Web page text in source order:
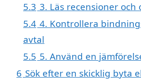
5.3 3. Läs recensioner och
5.4 4. Kontrollera
avtal
5.5 5. Använd en
6 Sök efter en skicklig byta